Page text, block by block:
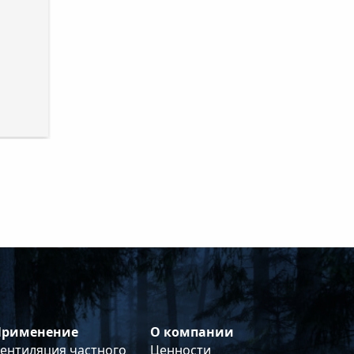
частного
О компании
Ценности